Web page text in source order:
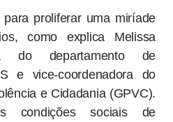
proliferar uma miríade
como explica Melissa
do departamento de
e vice-coordenadora do
e Cidadania (GPVC).
condições sociais de